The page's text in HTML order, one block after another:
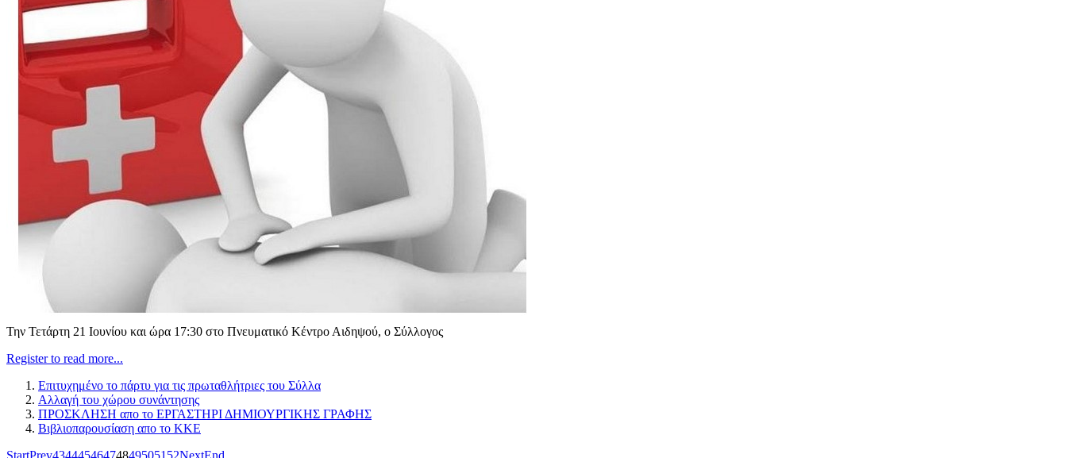
Την Τετάρτη 21 Ιουνίου και ώρα 17:30 στο Πνευματικό Κέντρο Αιδηψού, ο Σύλλογος
Register to read more...
Επιτυχημένο το πάρτυ για τις πρωταθλήτριες του Σύλλα
Αλλαγή του χώρου συνάντησης
ΠΡΟΣΚΛΗΣΗ απο το EΡΓΑΣΤΗΡΙ ΔΗΜΙΟΥΡΓΙΚΗΣ ΓΡΑΦΗΣ
Βιβλιοπαρουσίαση απο το ΚΚΕ
StartPrev434445464748495051 52NextEnd